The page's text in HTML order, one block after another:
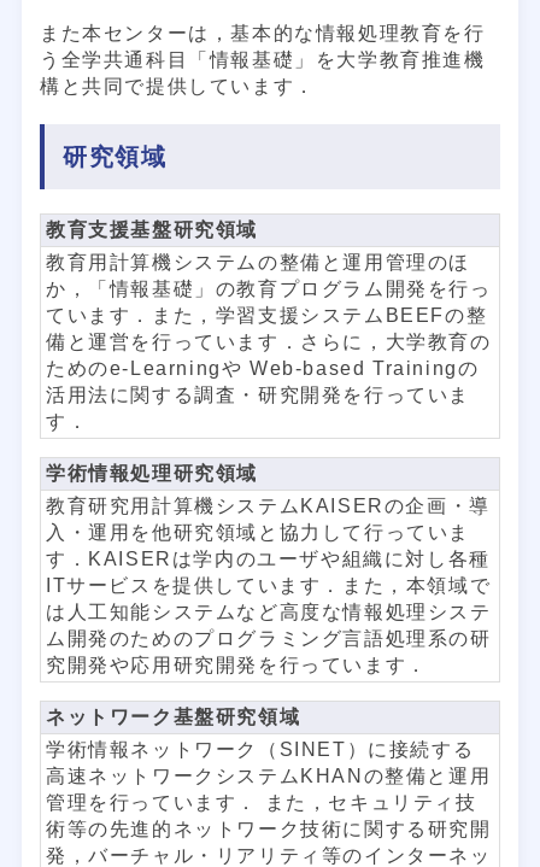
また本センターは，基本的な情報処理教育を行
う全学共通科目「情報基礎」を大学教育推進機
構と共同で提供しています．
研究領域
教育支援基盤研究領域
教育用計算機システムの整備と運用管理のほ
か，「情報基礎」の教育プログラム開発を行っ
ています．また，学習支援システムBEEFの整
備と運営を行っています．さらに，大学教育の
ためのe-Learningや Web-based Trainingの
活用法に関する調査・研究開発を行っていま
す．
学術情報処理研究領域
教育研究用計算機システムKAISERの企画・導
入・運用を他研究領域と協力して行っていま
す．KAISERは学内のユーザや組織に対し各種
ITサービスを提供しています．また，本領域で
は人工知能システムなど高度な情報処理システ
ム開発のためのプログラミング言語処理系の研
究開発や応用研究開発を行っています．
ネットワーク基盤研究領域
学術情報ネットワーク（SINET）に接続する
高速ネットワークシステムKHANの整備と運用
管理を行っています． また，セキュリティ技
術等の先進的ネットワーク技術に関する研究開
発，バーチャル・リアリティ等のインターネッ